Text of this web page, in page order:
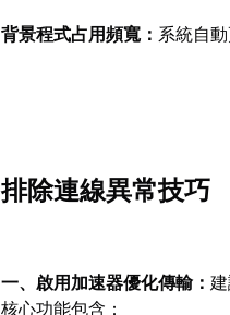
背景程式占用頻寬： 系統自
排除連線異常技巧
一、啟用加速器優化傳輸：
核心功能包含：